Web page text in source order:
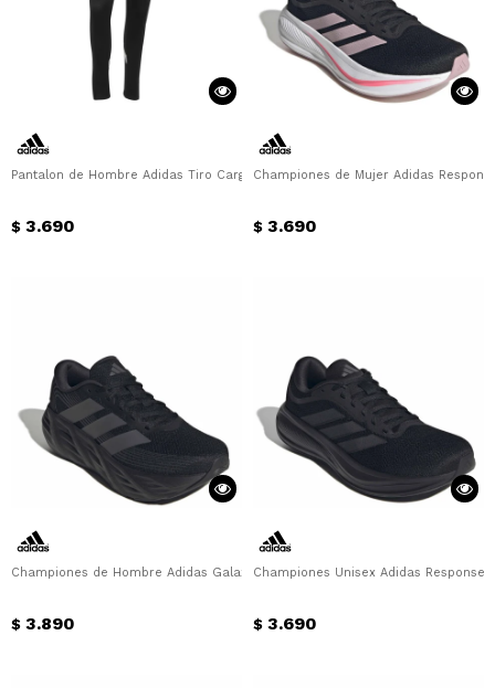
Pantalon de Hombre Adidas Tiro Cargo Adidas - Negro
$ 3.690
Championes de Mujer Adidas
$ 3.690
Championes de Hombre Adidas Galaxy 8 M Adidas - Negro
$ 3.890
Championes Unisex Adidas Response
$ 3.690
¡Sumate a la forma más ágil de